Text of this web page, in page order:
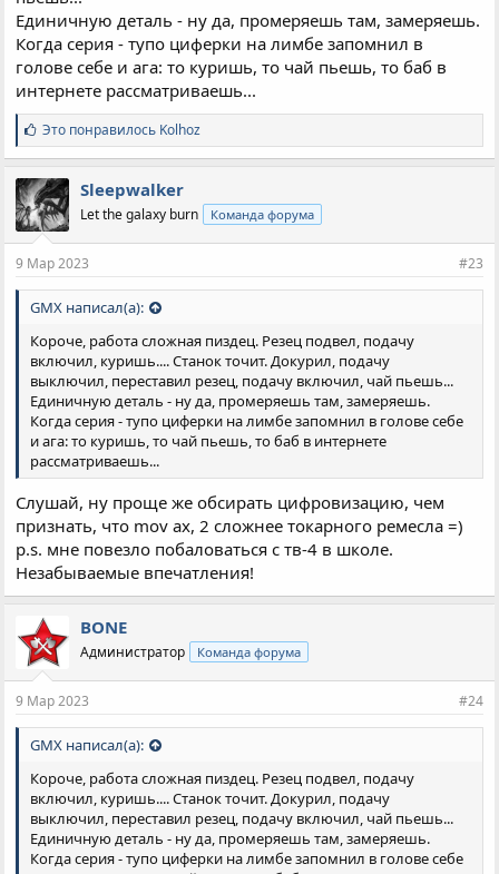
Единичную деталь - ну да, промеряешь там, замеряешь.
Когда серия - тупо циферки на лимбе запомнил в
голове себе и ага: то куришь, то чай пьешь, то баб в
интернете рассматриваешь...
С
и
м
п
а
т
и
:
Это понравилось Kolhoz
Sleepwalker
Let the galaxy burn Команда форума
9 Мар 2023 #23
GMX написал(а):
Короче, работа сложная пиздец. Резец подвел, подачу
включил, куришь.... Станок точит. Докурил, подачу
выключил, переставил резец, подачу включил, чай пьешь...
Единичную деталь - ну да, промеряешь там, замеряешь.
Когда серия - тупо циферки на лимбе запомнил в голове себе
и ага: то куришь, то чай пьешь, то баб в интернете
рассматриваешь...
Слушай, ну проще же обсирать цифровизацию, чем
признать, что mov ax, 2 сложнее токарного ремесла =)
p.s. мне повезло побаловаться с тв-4 в школе.
Незабываемые впечатления!
BONE
Администратор Команда форума
9 Мар 2023 #24
GMX написал(а):
Короче, работа сложная пиздец. Резец подвел, подачу
включил, куришь.... Станок точит. Докурил, подачу
выключил, переставил резец, подачу включил, чай пьешь...
Единичную деталь - ну да, промеряешь там, замеряешь.
Когда серия - тупо циферки на лимбе запомнил в голове себе